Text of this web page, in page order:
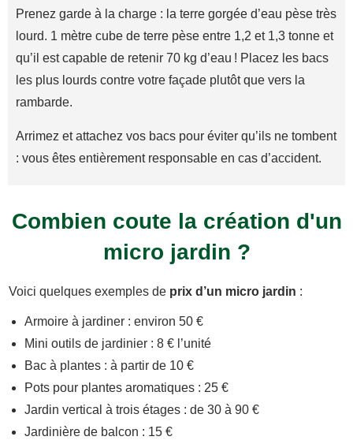
Prenez garde à la charge : la terre gorgée d’eau pèse très
lourd. 1 mètre cube de terre pèse entre 1,2 et 1,3 tonne et
qu’il est capable de retenir 70 kg d’eau ! Placez les bacs
les plus lourds contre votre façade plutôt que vers la
rambarde.
Arrimez et attachez vos bacs pour éviter qu’ils ne tombent
: vous êtes entièrement responsable en cas d’accident.
Combien coute la création d'un
micro jardin ?
Voici quelques exemples de prix d’un micro jardin :
Armoire à jardiner : environ 50 €
Mini outils de jardinier : 8 € l’unité
Bac à plantes : à partir de 10 €
Pots pour plantes aromatiques : 25 €
Jardin vertical à trois étages : de 30 à 90 €
Jardinière de balcon : 15 €